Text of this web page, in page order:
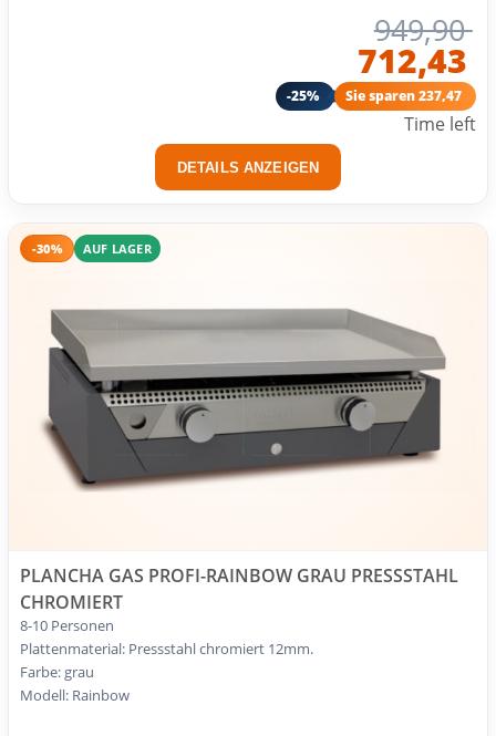
949,90
712,43
-25% Sie sparen 237,47
Time left
DETAILS ANZEIGEN
-30% AUF LAGER
PLANCHA GAS PROFI-RAINBOW GRAU PRESSSTAHL
CHROMIERT
8-10 Personen
Plattenmaterial: Pressstahl chromiert 12mm.
Farbe: grau
Modell: Rainbow